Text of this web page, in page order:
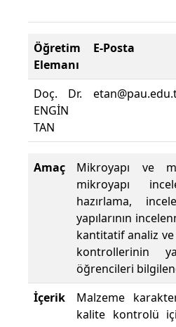
Öğretim
Elemanı
E-Posta
Doç. Dr.
ENGİN
TAN
Amaç
Mikroyapı ve
mikroyapı
hazırlama,
yapılarının
kantitatif analiz
kontrollerinin
öğrencileri
İçerik
Malzeme
kalite kontrolü